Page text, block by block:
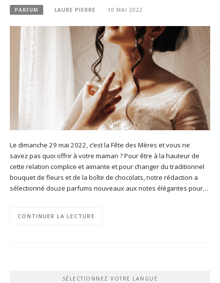
PARFUM LAURE PIERRE 10 MAI 2022
Le dimanche 29 mai 2022, c’est la Fête des Mères et vous ne
savez pas quoi offrir à votre maman ? Pour être à la hauteur de
cette relation complice et aimante et pour changer du traditionnel
bouquet de fleurs et de la boîte de chocolats, notre rédaction a
sélectionné douze parfums nouveaux aux notes élégantes pour…
CONTINUER LA LECTURE
SÉLECTIONNEZ VOTRE LANGUE